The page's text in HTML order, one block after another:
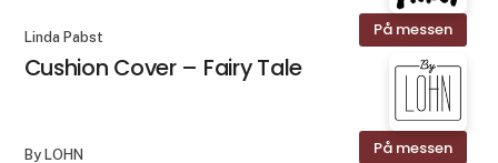
På messen
Linda Pabst
Cushion Cover – Fairy Tale
På messen
By LOHN